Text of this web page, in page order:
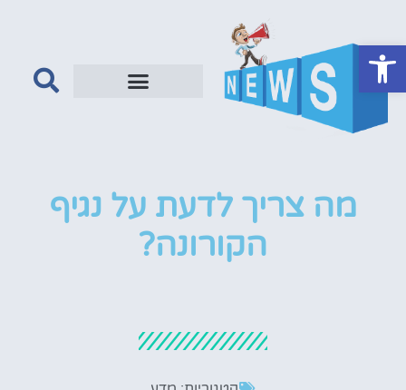
מה צריך לדעת על נגיף
הקורונה?
פתח סרגל נגישות